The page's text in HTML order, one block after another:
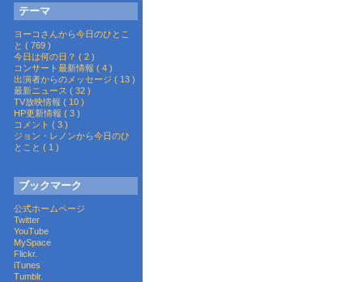
テーマ
ヨーコさんから今日のひとこ
と ( 769 )
今日は何の日？ ( 2 )
コンサート最新情報 ( 4 )
出演者からのメッセージ ( 13 )
最新ニュース ( 32 )
TV放映情報 ( 10 )
HP更新情報 ( 3 )
コメント ( 3 )
ジョン・レノンから今日のひ
とこと ( 1 )
ブックマーク
公式ホームページ
Twitter
YouTube
MySpace
Flickr.
iTunes
Tumblr.